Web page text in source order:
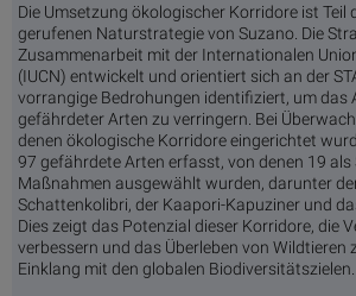
Die Umsetzung ökologischer Korridore ist Teil
gerufenen Naturstrategie von Suzano. Die
Zusammenarbeit mit der Internationalen
(IUCN) entwickelt und orientiert sich an der
vorrangige Bedrohungen identifiziert, um das
gefährdeter Arten zu verringern. Bei
denen ökologische Korridore eingerichtet
97 gefährdete Arten erfasst, von denen 19
Maßnahmen ausgewählt wurden, darunter
Schattenkolibri, der Kaapori-Kapuziner und
Dies zeigt das Potenzial dieser Korridore, die
verbessern und das Überleben von Wildtieren
Einklang mit den globalen Biodiversitätszielen.